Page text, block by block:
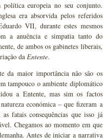
política europeia no seu conjunto.
era absorvida pelos referidos
VII, durante estes mesmos
a anuência e simpatia tanto do
de ambos os gabinetes liberais,
daEntente.
da maior importância não são os
tampouco o ambiente diplomático
a Entente, mas sim os factos
económica – que fizeram a
fatais consequências que isso já
Chegamos ao momento em que
Antes de iniciar a narrativa